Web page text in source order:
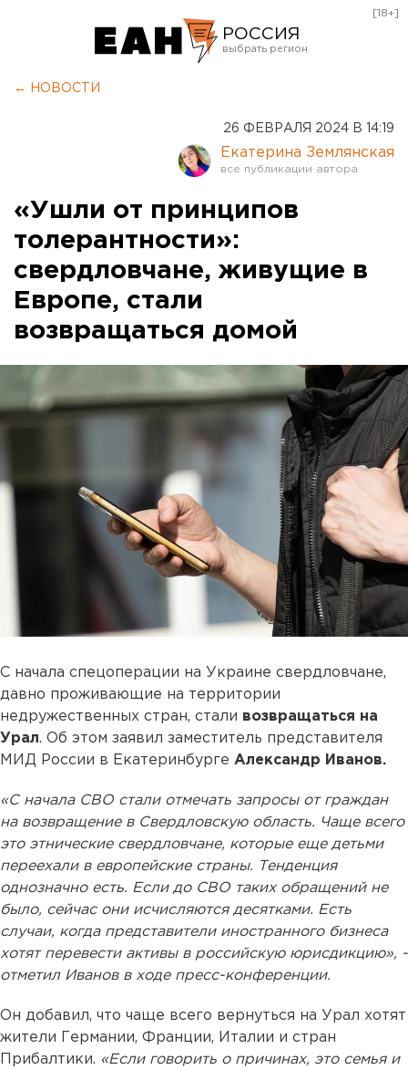
РОССИЯ
Оренбург
[18+]
← НОВОСТИ
26 ФЕВРАЛЯ 2024 В 14:19
Екатерина Землянская
«Ушли от принципов
толерантности»:
свердловчане, живущие в
Европе, стали
возвращаться домой
С начала спецоперации на Украине свердловчане,
давно проживающие на территории
недружественных стран, стали возвращаться на
Урал. Об этом заявил заместитель представителя
МИД России в Екатеринбурге Александр Иванов.
«С начала СВО стали отмечать запросы от граждан
на возвращение в Свердловскую область. Чаще всего
это этнические свердловчане, которые еще детьми
переехали в европейские страны. Тенденция
однозначно есть. Если до СВО таких обращений не
было, сейчас они исчисляются десятками. Есть
случаи, когда представители иностранного бизнеса
хотят перевести активы в российскую юрисдикцию», -
отметил Иванов в ходе пресс-конференции.
Он добавил, что чаще всего вернуться на Урал хотят
жители Германии, Франции, Италии и стран
Прибалтики. «Если говорить о причинах, это семья и